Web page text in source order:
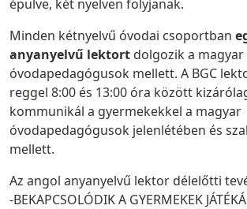
épülve, két nyelven folyjanak.
Minden kétnyelvű óvodai csoportban
anyanyelvű lektort dolgozik a magyar
óvodapedagógusok mellett. A BGC
reggel 8:00 és 13:00 óra között
kommunikál a gyermekekkel a magyar
óvodapedagógusok jelenlétében és
mellett.
Az angol anyanyelvű lektor délelőtti
-BEKAPCSOLÓDIK A GYERMEKEK